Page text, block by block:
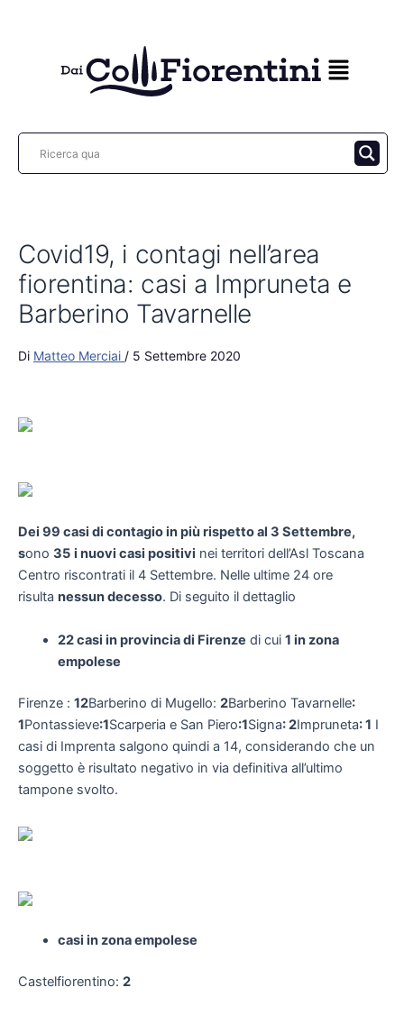
Covid19, i contagi nell’area
fiorentina: casi a Impruneta e
Barberino Tavarnelle
Di Matteo Merciai / 5 Settembre 2020
Dei 99 casi di contagio in più rispetto al 3 Settembre,
sono 35 i nuovi casi positivi nei territori dell’Asl Toscana
Centro riscontrati il 4 Settembre. Nelle ultime 24 ore
risulta nessun decesso. Di seguito il dettaglio
22 casi in provincia di Firenze di cui 1 in zona
empolese
Firenze : 12Barberino di Mugello: 2Barberino Tavarnelle:
1Pontassieve:1Scarperia e San Piero:1Signa: 2Impruneta: 1 I
casi di Imprenta salgono quindi a 14, considerando che un
soggetto è risultato negativo in via definitiva all’ultimo
tampone svolto.
casi in zona empolese
Castelfiorentino: 2